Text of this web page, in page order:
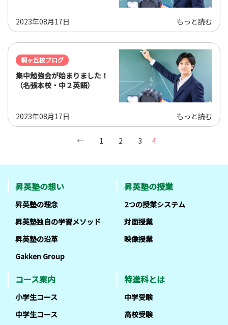
2023年08月17日 もっと読む
桐ヶ丘校ブログ
集中勉強会が始まりました！
（名張本校・中２英語）
2023年08月17日 もっと読む
← 1 2 3 4
昇英塾の想い
昇英塾の理念
昇英塾独自の学習メソッド
昇英塾の沿革
Gakken Group
昇英塾の授業
2つの授業システム
対面授業
映像授業
コース案内
小学生コース
中学生コース
特進科とは
中学受験
高校受験